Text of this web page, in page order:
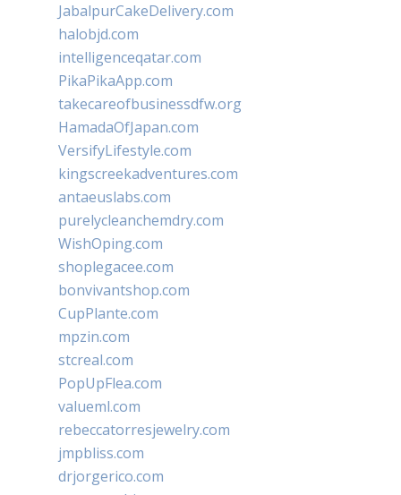
JabalpurCakeDelivery.com
halobjd.com
intelligenceqatar.com
PikaPikaApp.com
takecareofbusinessdfw.org
HamadaOfJapan.com
VersifyLifestyle.com
kingscreekadventures.com
antaeuslabs.com
purelycleanchemdry.com
WishOping.com
shoplegacee.com
bonvivantshop.com
CupPlante.com
mpzin.com
stcreal.com
PopUpFlea.com
valueml.com
rebeccatorresjewelry.com
jmpbliss.com
drjorgerico.com